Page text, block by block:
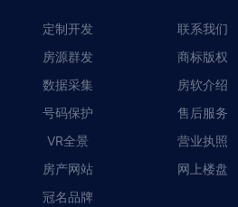
定制开发
房源群发
数据采集
号码保护
VR全景
房产网站
冠名品牌
联系我们
商标版权
房软介绍
售后服务
营业执照
网上楼盘